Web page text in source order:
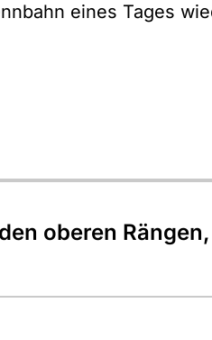
eines Tages
oberen